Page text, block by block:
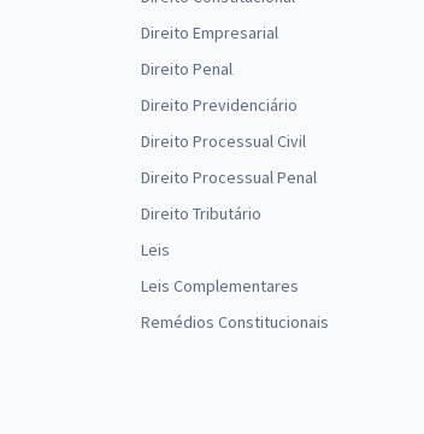
Direito Empresarial
Direito Penal
Direito Previdenciário
Direito Processual Civil
Direito Processual Penal
Direito Tributário
Leis
Leis Complementares
Remédios Constitucionais